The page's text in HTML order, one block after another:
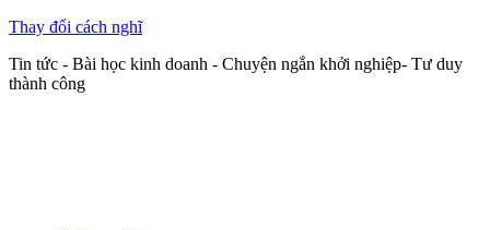
Thay đổi cách nghĩ
Tin tức - Bài học kinh doanh - Chuyện ngắn khởi nghiệp- Tư duy
thành công